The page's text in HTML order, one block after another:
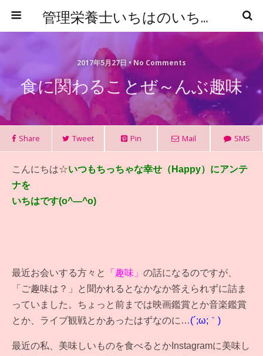
管理栄養士いちはのいちからはじめる食事管理
2017年5月27日 • No Comments
食に関わることぜ～んぶ趣味
Share Tweet Pin Mail SMS
こんにちは☆いつもちっちゃな幸せ（Happy）にアンテ
ナを
いちはです(o^―^o)
最近お会いする方々と 「趣味」 の話になるのですが、
「ご趣味は？」と聞かれるとなかなか答えられずに詰ま
っていました。ちょっと前までは映画鑑賞とか音楽鑑賞
とか、ライブ観戦とかあったはずなのに…(´;ω;｀)
最近の私、美味しいものを食べるとかInstagramに美味し